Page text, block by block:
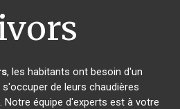
, les habitants ont besoin d'un
de leurs chaudières
équipe d'experts est à votre